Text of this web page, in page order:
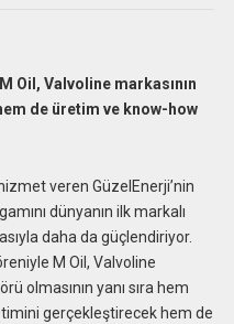
Oil, Valvoline markasının
de üretim ve know-how
veren GüzelEnerji’nin
dünyanın ilk markalı
daha da güçlendiriyor.
M Oil, Valvoline
olmasının yanı sıra hem
gerçekleştirecek hem de